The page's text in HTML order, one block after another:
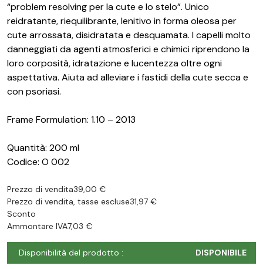
“problem resolving per la cute e lo stelo”. Unico
reidratante, riequilibrante, lenitivo in forma oleosa per
cute arrossata, disidratata e desquamata. I capelli molto
danneggiati da agenti atmosferici e chimici riprendono la
loro corposità, idratazione e lucentezza oltre ogni
aspettativa. Aiuta ad alleviare i fastidi della cute secca e
con psoriasi.
Frame Formulation: 1.10 – 2013
Quantità: 200 ml
Codice: O 002
Prezzo di vendita39,00 €
Prezzo di vendita, tasse escluse31,97 €
Sconto
Ammontare IVA7,03 €
Disponibilità del prodotto : DISPONIBILE